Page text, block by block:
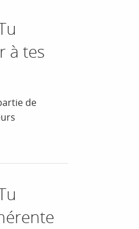
à tes
de